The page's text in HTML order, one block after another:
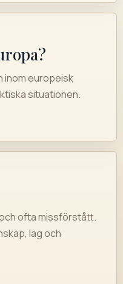
inom europeisk
situationen.
ofta missförstått.
lag och